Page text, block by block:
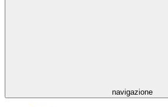
navigazione